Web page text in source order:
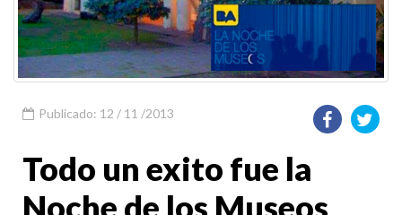
Publicado: 12 / 11 /2013
Todo un exito fue la